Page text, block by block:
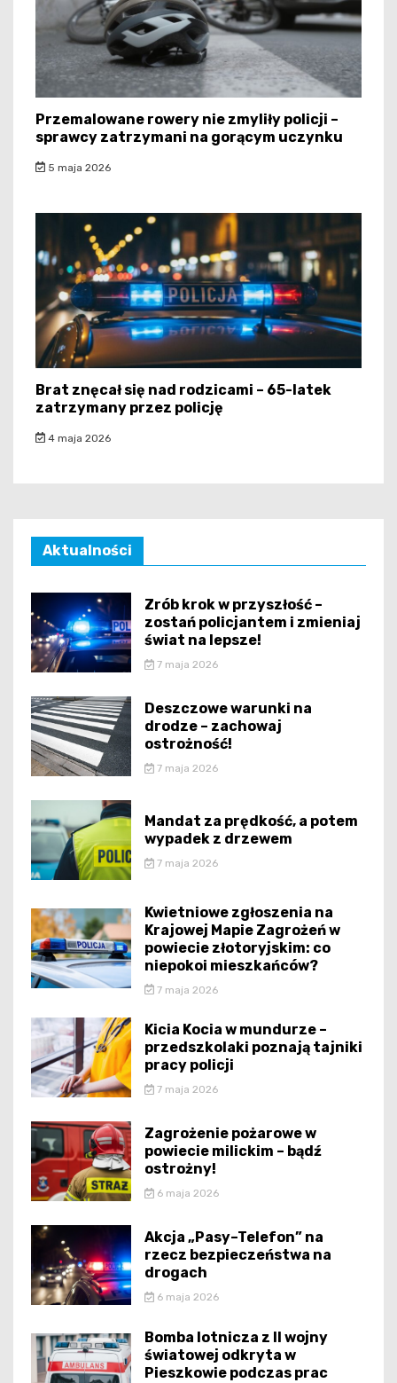
Przemalowane rowery nie zmyliły policji –
sprawcy zatrzymani na gorącym uczynku
5 maja 2026
Brat znęcał się nad rodzicami – 65-latek
zatrzymany przez policję
4 maja 2026
Aktualności
Zrób krok w przyszłość –
zostań policjantem i zmieniaj
świat na lepsze!
7 maja 2026
Deszczowe warunki na
drodze – zachowaj
ostrożność!
7 maja 2026
Mandat za prędkość, a potem
wypadek z drzewem
7 maja 2026
Kwietniowe zgłoszenia na
Krajowej Mapie Zagrożeń w
powiecie złotoryjskim: co
niepokoi mieszkańców?
7 maja 2026
Kicia Kocia w mundurze –
przedszkolaki poznają tajniki
pracy policji
7 maja 2026
Zagrożenie pożarowe w
powiecie milickim – bądź
ostrożny!
6 maja 2026
Akcja „Pasy–Telefon” na
rzecz bezpieczeństwa na
drogach
6 maja 2026
Bomba lotnicza z II wojny
światowej odkryta w
Pieszkowie podczas prac